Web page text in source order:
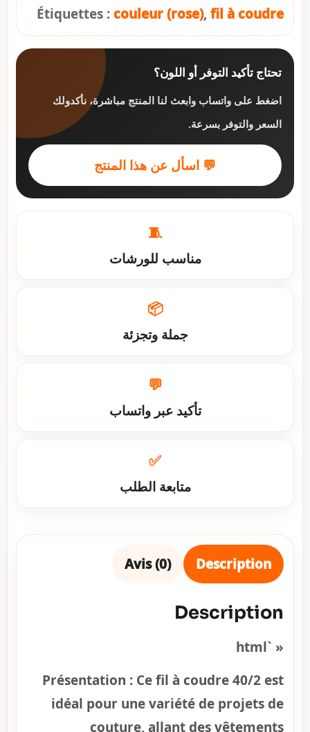
Étiquettes :couleur (rose), fil à coudre
تحتاج تأكيد التوفر أو اللون؟
اضغط على واتساب وابعث لنا المنتج مباشرة، نأكدولك
السعر والتوفر بسرعة.
💬 اسأل عن هذا المنتج
🧵
مناسب للورشات
📦
جملة وتجزئة
💬
تأكيد عبر واتساب
✅
متابعة الطلب
Description
Avis (0)
Description
« `html
Présentation : Ce fil à coudre 40/2 est
idéal pour une variété de projets de
couture, allant des vêtements